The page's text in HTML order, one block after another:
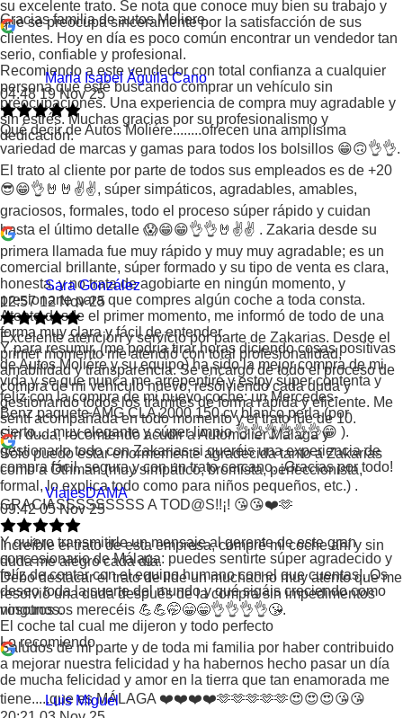
su excelente trato. Se nota que conoce muy bien su trabajo y
que se preocupa sinceramente por la satisfacción de sus
clientes. Hoy en día es poco común encontrar un vendedor tan
serio, confiable y profesional.
Recomiendo a este vendedor con total confianza a cualquier
persona que esté buscando comprar un vehículo sin
preocupaciones. Una experiencia de compra muy agradable y
sin estrés. Muchas gracias por su profesionalismo y
dedicación.
Gracias familia de autos Moliere.
Maria Isabel Águila Cano
04:48 19 Nov 25
Qué decir de Autos Moliére........ofrecen una amplísima
variedad de marcas y gamas para todos los bolsillos 😁🙃👌👌.
El trato al cliente por parte de todos sus empleados es de +20
😎😁👌🤘🤘✌️✌️, súper simpáticos, agradables, amables,
graciosos, formales, todo el proceso súper rápido y cuidan
hasta el último detalle 😱😁😁👌👌🤘✌️✌️ . Zakaria desde su
primera llamada fue muy rápido y muy muy agradable; es un
comercial brillante, súper formado y su tipo de venta es clara,
honesta, y no trata de agobiarte en ningún momento, y
presionarte para que compres algún coche a toda consta.
Atento desde el primer momento, me informó de todo de una
forma muy clara y fácil de entender.
Y para resumir, (me podría tirar horas diciendo cosas positivas
de Autos Moliére y su equipo) ha sido la mejor compra de mi
vida y se que nunca me arrepentiré y estoy súper contenta y
felíz con la compra de mi nuevo coche: un Mercedes-
Benz paquete AMG CLA 2000 150 cv blanco perla (por
cierto.....muy elegante y súper limpio 👌👌👌👌👌👌😁 ).
Sólo puedo estar enormemente agradecida tanto a Zakarias
como a Othman (muy simpático, bromista, perfeccionista,
formal, lo explica todo como para niños pequeños, etc.) .
GRACIASSSSSSSSS A TOD@S!!¡! 😘😘❤️🫶
Y quiero transmitirle un mensaje al gerente de este gran
concesionario de Málaga: puedes sentirte súper agradecido y
felíz de contar con el equipo humano con el que cuentas!. Os
deseo toda la suerte del mundo y qué sigáis creciendo como
vosotros os merecéis 💪💪🤭😁😁👌👌👌👌😘.
Saludos de mi parte y de toda mi familia por haber contribuido
a mejorar nuestra felicidad y ha habernos hecho pasar un día
de mucha felicidad y amor en la tierra que tan enamorada me
tiene.....que es MÁLAGA ❤️❤️❤️❤️🫶🫶🫶🫶🫶😍😍😍😘😘
Sara González
12:57 12 Nov 25
Excelente atención y servicio por parte de Zakarias. Desde el
primer momento me atendió con total profesionalidad,
amabilidad y transparencia. Se encargó de todo el proceso de
compra de mi vehículo nuevo, resolviendo cada duda y
gestionando todos los trámites de forma rápida y eficiente. Me
sentí acompañada en todo momento y el trato fue de 10.
Sin duda, recomiendo acudir a Automolier Málaga y
gestionarlo todo con Zakarias si queréis una experiencia de
compra fácil, segura y con un trato cercano. ¡Gracias por todo!
ViajesDAMA
09:42 05 Nov 25
Increíble el trato de esta empresa, compré mi coche ahí y sin
duda me alegro cada día.
Debo destacar el trato de ilde un muchacho muy atento que me
resolvió una duda después de la compra sin impedimentos
ningunos.
El coche tal cual me dijeron y todo perfecto
Lo recomiendo
Luis Miguel